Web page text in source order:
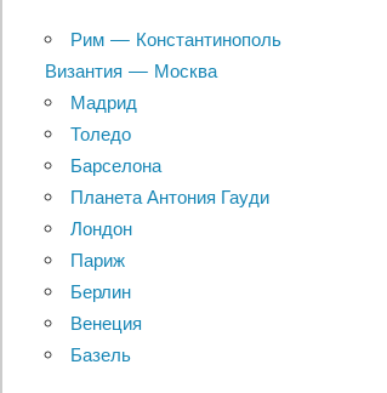
Рим — Константинополь
Византия — Москва
Мадрид
Толедо
Барселона
Планета Антония Гауди
Лондон
Париж
Берлин
Венеция
Базель